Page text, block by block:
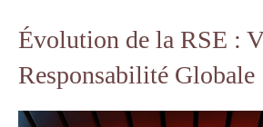
Évolution de la RSE :
Responsabilité Globale